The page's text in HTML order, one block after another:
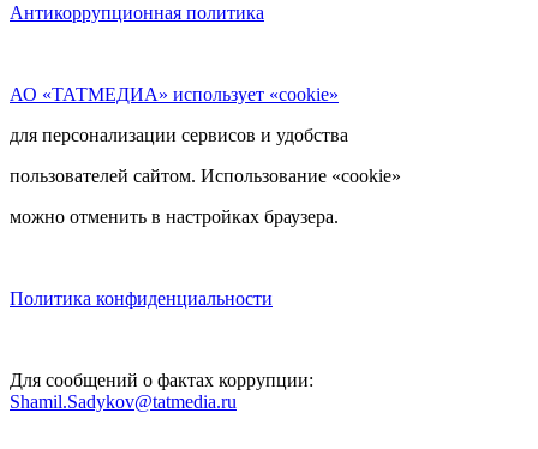
Антикоррупционная политика
АО «ТАТМЕДИА» использует «cookie»
для персонализации сервисов и удобства
пользователей сайтом. Использование «cookie»
можно отменить в настройках браузера.
Политика конфиденциальности
Для сообщений о фактах коррупции:
Shamil.Sadykov@tatmedia.ru